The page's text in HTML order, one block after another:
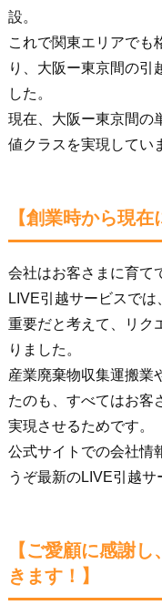
設。
これで関東エリアでも
り、大阪ー東京間の引
した。
現在、大阪ー東京間の
値クラスを実現してい
【創業時から現在
会社はお客さまに育て
LIVE引越サービスで
重要だと考えて、リク
りました。
産業廃棄物収集運搬業
たのも、すべてはお客
実現させるためです。
公式サイトでの会社情
うぞ最新のLIVE引越サ
【ご愛顧に感謝
きます！】